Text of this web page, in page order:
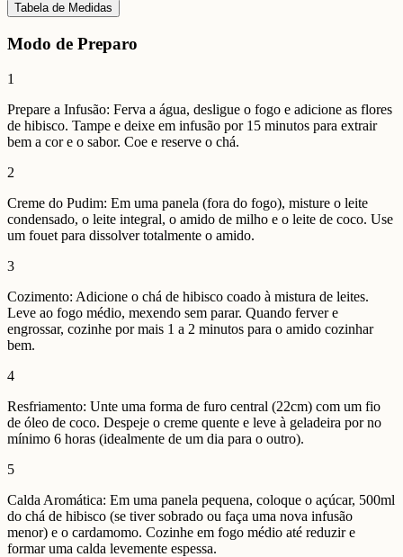
Tabela de Medidas
Modo de Preparo
1
Prepare a Infusão: Ferva a água, desligue o fogo e adicione as flores
de hibisco. Tampe e deixe em infusão por 15 minutos para extrair
bem a cor e o sabor. Coe e reserve o chá.
2
Creme do Pudim: Em uma panela (fora do fogo), misture o leite
condensado, o leite integral, o amido de milho e o leite de coco. Use
um fouet para dissolver totalmente o amido.
3
Cozimento: Adicione o chá de hibisco coado à mistura de leites.
Leve ao fogo médio, mexendo sem parar. Quando ferver e
engrossar, cozinhe por mais 1 a 2 minutos para o amido cozinhar
bem.
4
Resfriamento: Unte uma forma de furo central (22cm) com um fio
de óleo de coco. Despeje o creme quente e leve à geladeira por no
mínimo 6 horas (idealmente de um dia para o outro).
5
Calda Aromática: Em uma panela pequena, coloque o açúcar, 500ml
do chá de hibisco (se tiver sobrado ou faça uma nova infusão
menor) e o cardamomo. Cozinhe em fogo médio até reduzir e
formar uma calda levemente espessa.